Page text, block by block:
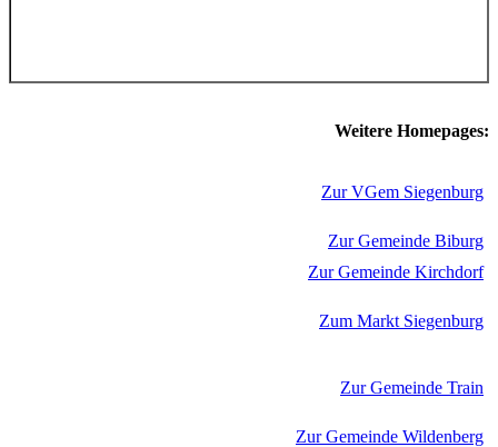
Weitere Homepages:
Zur VGem Siegenburg
Zur Gemeinde Biburg
Zur Gemeinde Kirchdorf
Zum Markt Siegenburg
Zur Gemeinde Train
Zur Gemeinde Wildenberg